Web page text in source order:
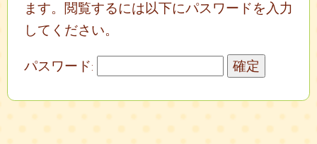
ます。閲覧するには以下にパスワードを入力
してください。
パスワード: